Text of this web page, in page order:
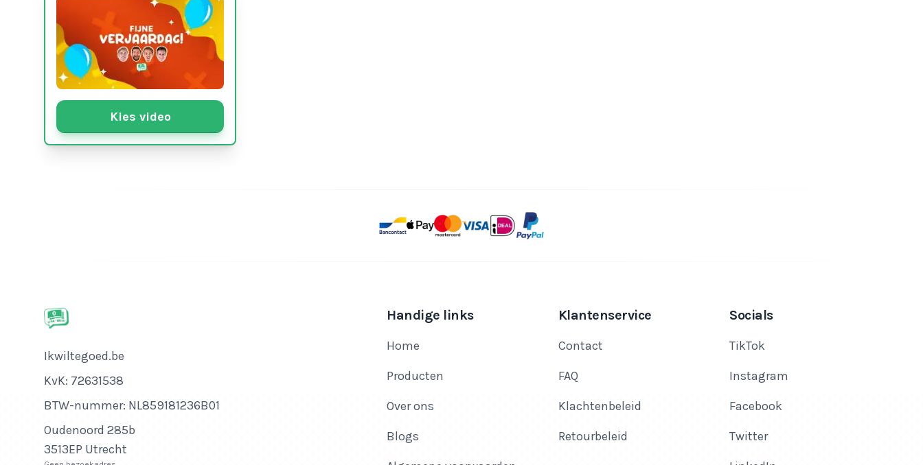
Kies video
Bedrijfsnaam
Ikwiltegoed.be
KvK-nummer
KvK: 72631538
Btw-nummer
BTW-nummer: NL859181236B01
Adres
Oudenoord 285b
3513EP Utrecht
Handige links
Home
Producten
Over ons
Blogs
Klantenservice
Contact
FAQ
Klachtenbeleid
Retourbeleid
Socials
TikTok
Instagram
Facebook
Twitter